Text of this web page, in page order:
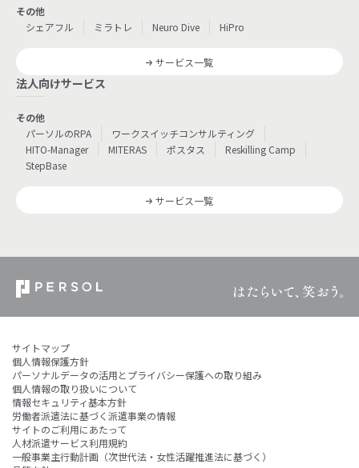
その他
シェアフル
ミラトレ Neuro Dive HiPro
サービス一覧
法人向けサービス
その他
パーソルのRPA
ワークスイッチコンサルティング
HITO-Manager
MITERAS ポスタス
Reskilling Camp
StepBase
サービス一覧
サイトマップ
個人情報保護方針
パーソナルデータの活用とプライバシー保護への取り組み
個人情報の取り扱いについて
情報セキュリティ基本方針
労働者派遣法に基づく派遣事業の情報
サイトのご利用にあたって
人材派遣サービス利用規約
一般事業主行動計画（次世代法・女性活躍推進法に基づく）